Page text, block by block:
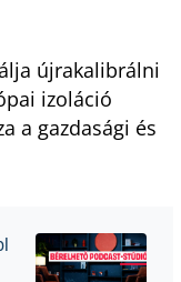
újrakalibrálni
izoláció
a gazdasági és